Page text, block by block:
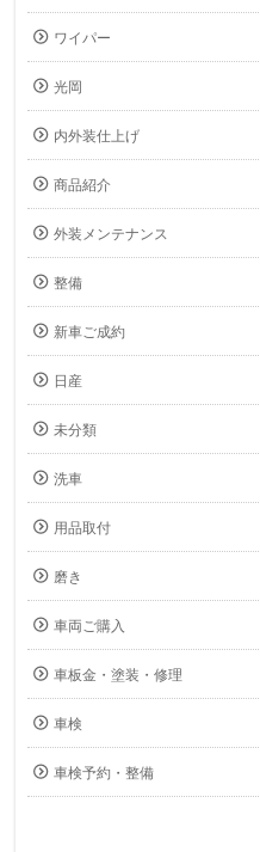
ワイパー
光岡
内外装仕上げ
商品紹介
外装メンテナンス
整備
新車ご成約
日産
未分類
洗車
用品取付
磨き
車両ご購入
車板金・塗装・修理
車検
車検予約・整備